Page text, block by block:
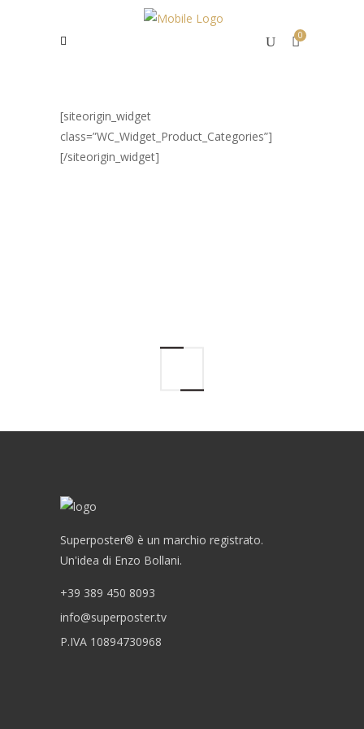
0
[siteorigin_widget
class=”WC_Widget_Product_Categories”]
[/siteorigin_widget]
Superposter® è un marchio registrato.
Un'idea di Enzo Bollani.
+39 389 450 8093
info@superposter.tv
P.IVA 10894730968